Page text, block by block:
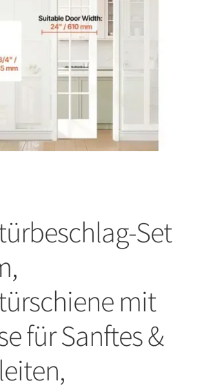
Set
mit
für Sanftes &